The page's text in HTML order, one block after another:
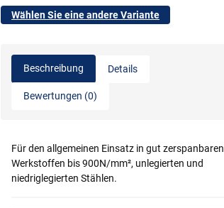
Wählen Sie eine andere Variante
Beschreibung Details
Bewertungen (0)
Für den allgemeinen Einsatz in gut zerspanbaren
Werkstoffen bis 900N/mm², unlegierten und
niedriglegierten Stählen.